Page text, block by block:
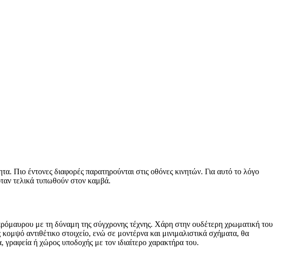
Πιο έντονες διαφορές παρατηρούνται στις οθόνες κινητών. Για αυτό το λόγο
τελικά τυπωθούν στον καμβά.
με τη δύναμη της σύγχρονης τέχνης. Χάρη στην ουδέτερη χρωματική του
αντιθέτικο στοιχείο, ενώ σε μοντέρνα και μινιμαλιστικά σχήματα, θα
ή χώρος υποδοχής με τον ιδιαίτερο χαρακτήρα του.